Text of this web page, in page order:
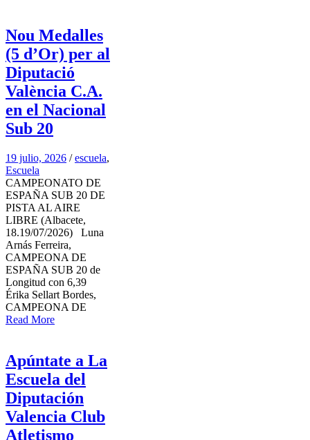
Nou Medalles
(5 d’Or) per al
Diputació
València C.A.
en el Nacional
Sub 20
19 julio, 2026 / escuela,
Escuela
CAMPEONATO DE
ESPAÑA SUB 20 DE
PISTA AL AIRE
LIBRE (Albacete,
18.19/07/2026) Luna
Arnás Ferreira,
CAMPEONA DE
ESPAÑA SUB 20 de
Longitud con 6,39
Érika Sellart Bordes,
CAMPEONA DE
Read More
Apúntate a La
Escuela del
Diputación
Valencia Club
Atletismo